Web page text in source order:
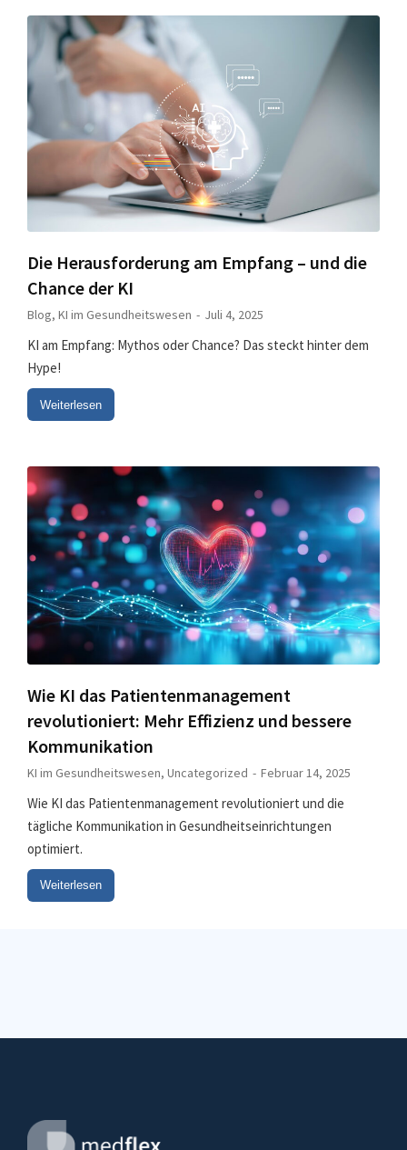
Die Herausforderung am Empfang – und die
Chance der KI
Blog, KI im Gesundheitswesen Juli 4, 2025
KI am Empfang: Mythos oder Chance? Das steckt hinter dem
Hype!
Weiterlesen
Wie KI das Patientenmanagement
revolutioniert: Mehr Effizienz und bessere
Kommunikation
KI im Gesundheitswesen, Uncategorized Februar 14, 2025
Wie KI das Patientenmanagement revolutioniert und die
tägliche Kommunikation in Gesundheitseinrichtungen
optimiert.
Weiterlesen